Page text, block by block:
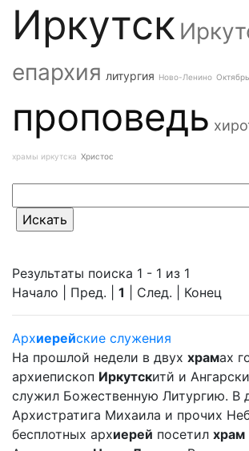
Иркутск
епархия литургия Ново-Ленино
проповедь
храмы иркутска Христос
Результаты поиска 1 - 1 из 1
Начало | Пред. | 1 | След. | Конец
Архиерейские служения
На прошлой недели в двух храмах
архиепископ Иркутскитй и
служил Божественную Литургию. В
Архистратига Михаила и прочих
бесплотных архиерей посетил храм